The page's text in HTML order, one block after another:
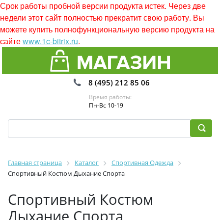
Срок работы пробной версии продукта истек. Через две
недели этот сайт полностью прекратит свою работу. Вы
можете купить полнофункциональную версию продукта на
сайтеwww.1c-bitrix.ru.
8 (495) 212 85 06
Время работы:
Пн-Вс 10-19
Главная страница Каталог
Спортивная Одежда
Спортивный Костюм Дыхание Спорта
Спортивный Костюм
Дыхание Спорта